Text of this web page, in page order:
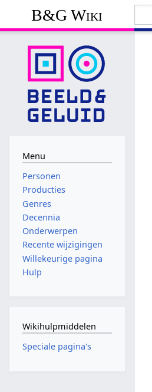
B&G Wiki
Menu
Personen
Producties
Genres
Decennia
Onderwerpen
Recente wijzigingen
Willekeurige pagina
Hulp
Wikihulpmiddelen
Speciale pagina's